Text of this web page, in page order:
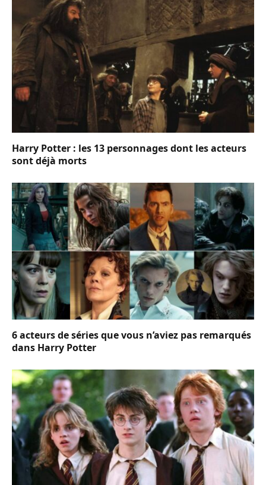
Harry Potter : les 13 personnages dont les acteurs
sont déjà morts
6 acteurs de séries que vous n’aviez pas remarqués
dans Harry Potter